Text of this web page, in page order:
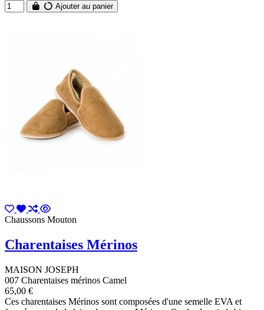
Ajouter au panier
Chaussons Mouton
Charentaises Mérinos
MAISON JOSEPH
007 Charentaises mérinos Camel
65,00 €
Ces charentaises Mérinos sont composées d'une semelle EVA et